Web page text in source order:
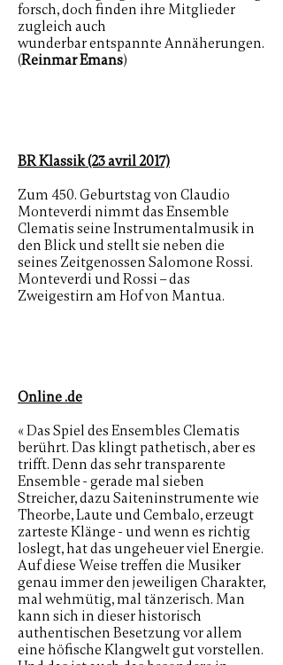
forsch, doch finden ihre Mitglieder
zugleich auch
wunderbar entspannte Annäherungen.
(Reinmar Emans)
BR Klassik (23 avril 2017)
Zum 450. Geburtstag von Claudio
Monteverdi nimmt das Ensemble
Clematis seine Instrumentalmusik in
den Blick und stellt sie neben die
seines Zeitgenossen Salomone Rossi.
Monteverdi und Rossi – das
Zweigestirn am Hof von Mantua.
Online .de
« Das Spiel des Ensembles Clematis
berührt. Das klingt pathetisch, aber es
trifft. Denn das sehr transparente
Ensemble - gerade mal sieben
Streicher, dazu Saiteninstrumente wie
Theorbe, Laute und Cembalo, erzeugt
zarteste Klänge - und wenn es richtig
loslegt, hat das ungeheuer viel Energie.
Auf diese Weise treffen die Musiker
genau immer den jeweiligen Charakter,
mal wehmütig, mal tänzerisch. Man
kann sich in dieser historisch
authentischen Besetzung vor allem
eine höfische Klangwelt gut vorstellen.